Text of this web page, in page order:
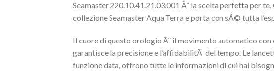
Seamaster 220.10.41.21.03.001 Ã¨ la scelta perfetta per
collezione Seamaster Aqua Terra e porta con sÃ© tutta
Il cuore di questo orologio Ã¨ il movimento automatico
garantisce la precisione e l’affidabilitÃ del tempo. Le
funzione data, offrono tutte le informazioni di cui hai